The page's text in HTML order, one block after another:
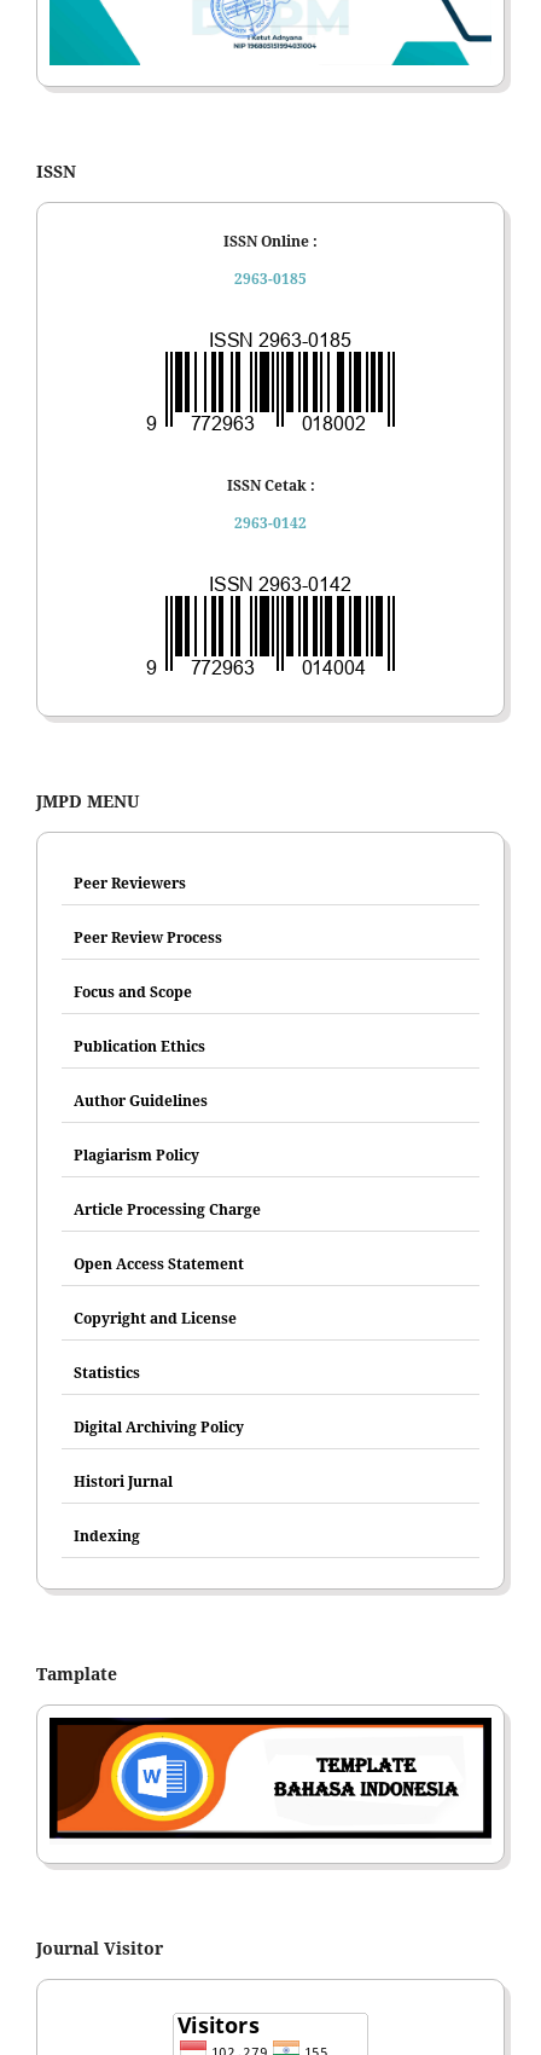
ISSN
ISSN Online :
2963-0185
ISSN Cetak :
2963-0142
JMPD MENU
Peer Reviewers
Peer Review Process
Focus and Scope
Publication Ethics
Author Guidelines
Plagiarism Policy
Article Processing Charge
Open Access Statement
Copyright and License
Statistics
Digital Archiving Policy
Histori Jurnal
Indexing
Tamplate
Journal Visitor